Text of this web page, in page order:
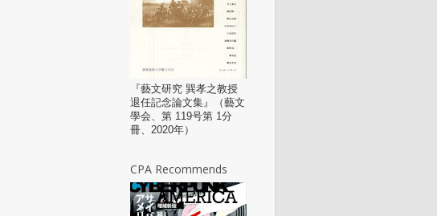
『藝文研究 巽孝之教授
退任記念論文集』（藝文
學会、第 119号第 1分
冊、2020年）
CPA Recommends